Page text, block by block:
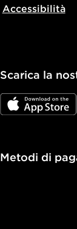
Accessibilità
Scarica la
JD App Store
Metodi di